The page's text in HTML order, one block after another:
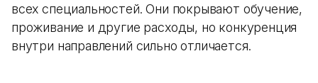
всех специальностей. Они покрывают обучение,
проживание и другие расходы, но конкуренция
внутри направлений сильно отличается.